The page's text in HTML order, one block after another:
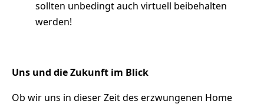
sollten unbedingt auch virtuell beibehalten
werden!
Uns und die Zukunft im Blick
Ob wir uns in dieser Zeit des erzwungenen Home